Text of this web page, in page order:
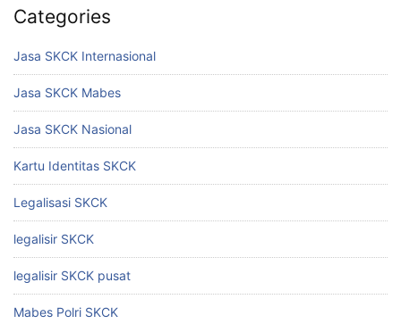
Categories
Jasa SKCK Internasional
Jasa SKCK Mabes
Jasa SKCK Nasional
Kartu Identitas SKCK
Legalisasi SKCK
legalisir SKCK
legalisir SKCK pusat
Mabes Polri SKCK